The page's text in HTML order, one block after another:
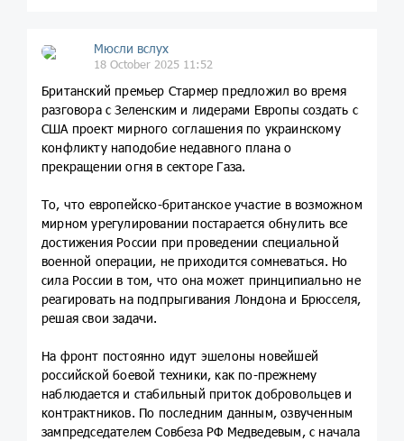
Мюсли вслух
18 October 2025 11:52
Британский премьер Стармер предложил во время
разговора с Зеленским и лидерами Европы создать с
США проект мирного соглашения по украинскому
конфликту наподобие недавного плана о
прекращении огня в секторе Газа.
То, что европейско-британское участие в возможном
мирном урегулировании постарается обнулить все
достижения России при проведении специальной
военной операции, не приходится сомневаться. Но
сила России в том, что она может принципиально не
реагировать на подпрыгивания Лондона и Брюсселя,
решая свои задачи.
На фронт постоянно идут эшелоны новейшей
российской боевой техники, как по-прежнему
наблюдается и стабильный приток добровольцев и
контрактников. По последним данным, озвученным
зампредседателем Совбеза РФ Медведевым, с начала